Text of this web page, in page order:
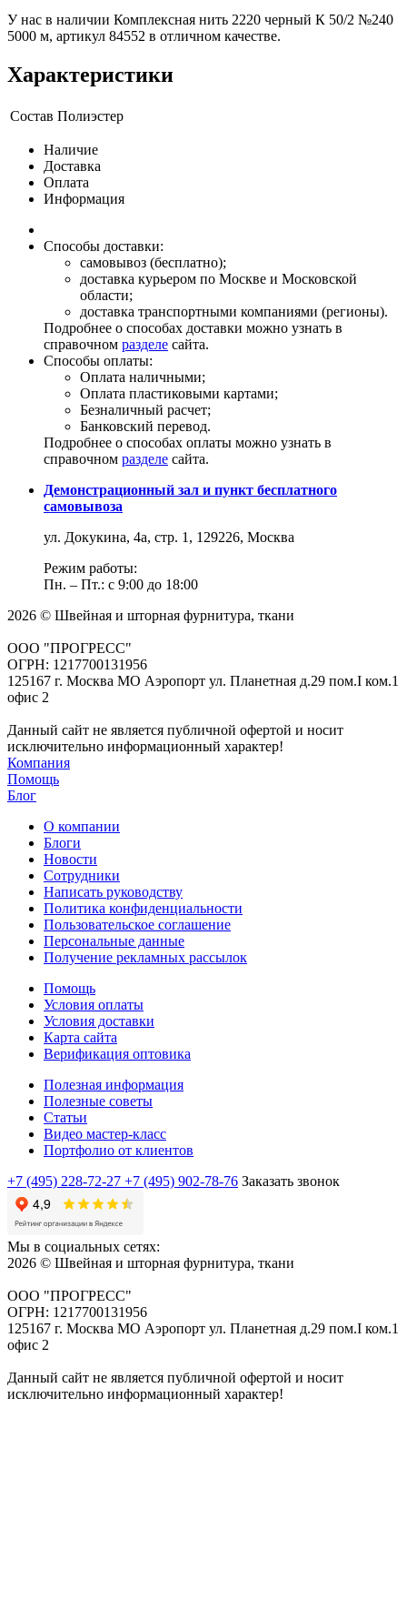
У нас в наличии Комплексная нить 2220 черный К 50/2 №240
5000 м, артикул 84552 в отличном качестве.
Характеристики
Состав Полиэстер
Наличие
Доставка
Оплата
Информация
Способы доставки:
самовывоз (бесплатно);
доставка курьером по Москве и Московской
области;
доставка транспортными компаниями (регионы).
Подробнее о способах доставки можно узнать в
справочном разделе сайта.
Способы оплаты:
Оплата наличными;
Оплата пластиковыми картами;
Безналичный расчет;
Банковский перевод.
Подробнее о способах оплаты можно узнать в
справочном разделе сайта.
Демонстрационный зал и пункт бесплатного
самовывоза
ул. Докукина, 4а, стр. 1, 129226, Москва
Режим работы:
Пн. – Пт.: с 9:00 до 18:00
2026 © Швейная и шторная фурнитура, ткани
ООО "ПРОГРЕСС"
ОГРН: 1217700131956
125167 г. Москва МО Аэропорт ул. Планетная д.29 пом.I ком.1
офис 2
Данный сайт не является публичной офертой и носит
исключительно информационный характер!
Компания
Помощь
Блог
О компании
Блоги
Новости
Сотрудники
Написать руководству
Политика конфиденциальности
Пользовательское соглашение
Персональные данные
Получение рекламных рассылок
Помощь
Условия оплаты
Условия доставки
Карта сайта
Верификация оптовика
Полезная информация
Полезные советы
Статьи
Видео мастер-класс
Портфолио от клиентов
+7 (495) 228-72-27 +7 (495) 902-78-76 Заказать звонок
Мы в социальных сетях:
2026 © Швейная и шторная фурнитура, ткани
ООО "ПРОГРЕСС"
ОГРН: 1217700131956
125167 г. Москва МО Аэропорт ул. Планетная д.29 пом.I ком.1
офис 2
Данный сайт не является публичной офертой и носит
исключительно информационный характер!